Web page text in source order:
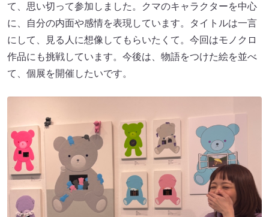
て、思い切って参加しました。クマのキャラクターを中心
に、自分の内面や感情を表現しています。タイトルは一言
にして、見る人に想像してもらいたくて。今回はモノクロ
作品にも挑戦しています。今後は、物語をつけた絵を並べ
て、個展を開催したいです。